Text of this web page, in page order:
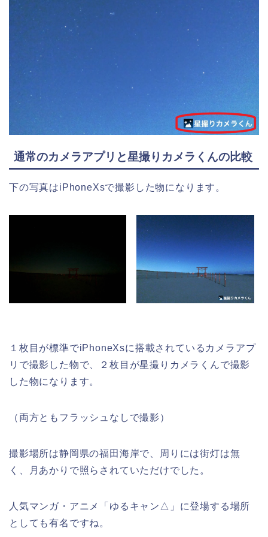
通常のカメラアプリと星撮りカメラくんの比較
下の写真はiPhoneXsで撮影した物になります。
１枚目が標準でiPhoneXsに搭載されているカメラアプ
リで撮影した物で、２枚目が星撮りカメラくんで撮影
した物になります。
（両方ともフラッシュなしで撮影）
撮影場所は静岡県の福田海岸で、周りには街灯は無
く、月あかりで照らされていただけでした。
人気マンガ・アニメ「ゆるキャン△」に登場する場所
としても有名ですね。